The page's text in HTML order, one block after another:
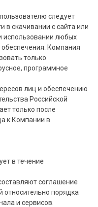
следует
скачивании с сайта или
любых
Компания
только
программное
лиц и обеспечению
Российской
только после
к Компании в
в течение
соглашение
порядка
и сервисов.